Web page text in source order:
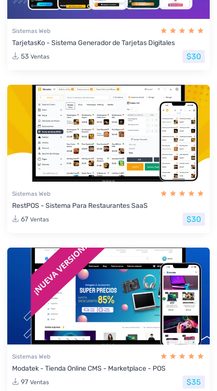
Sistemas Web
TarjetasKo - Sistema Generador de Tarjetas Digitales
53 Ventas $30
Sistemas Web
RestPOS - Sistema Para Restaurantes SaaS
67 Ventas $30
Sistemas Web
Modatek - Tienda Online CMS - Marketplace - POS
97 Ventas $35